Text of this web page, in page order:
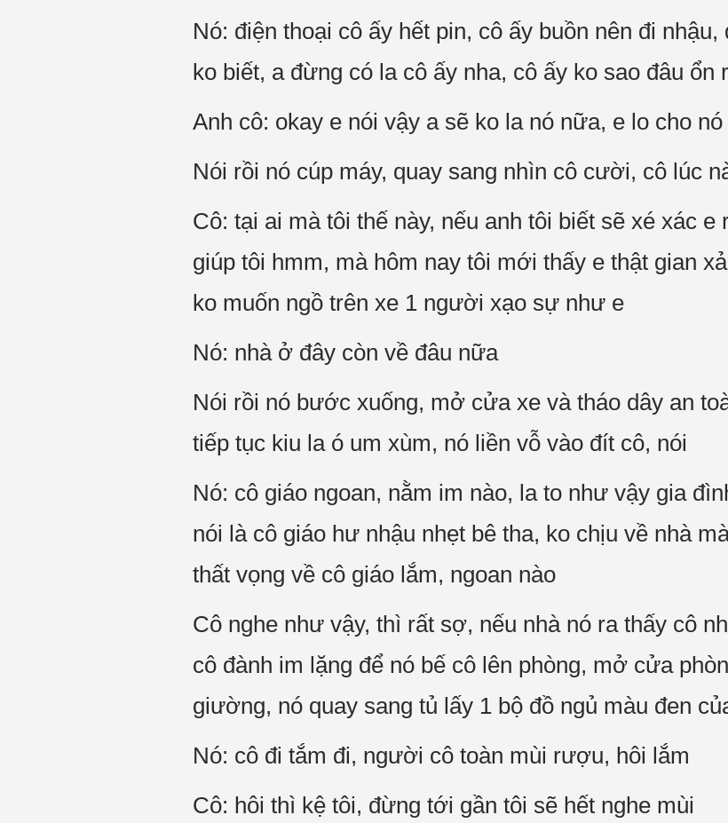
Nó: điện thoại cô ấy hết pin, cô ấy buồn nên đi
ko biết, a đừng có la cô ấy nha, cô ấy ko sao đâu ổn
Anh cô: okay e nói vậy a sẽ ko la nó nữa, e lo cho
Nói rồi nó cúp máy, quay sang nhìn cô cười, cô lúc
Cô: tại ai mà tôi thế này, nếu anh tôi biết sẽ xé xác e
giúp tôi hmm, mà hôm nay tôi mới thấy e thật gian
ko muốn ngồ trên xe 1 người xạo sự như e
Nó: nhà ở đây còn về đâu nữa
Nói rồi nó bước xuống, mở cửa xe và tháo dây an
tiếp tục kiu la ó um xùm, nó liền vỗ vào đít cô, nói
Nó: cô giáo ngoan, nằm im nào, la to như vậy gia
nói là cô giáo hư nhậu nhẹt bê tha, ko chịu về nhà
thất vọng về cô giáo lắm, ngoan nào
Cô nghe như vậy, thì rất sợ, nếu nhà nó ra thấy cô
cô đành im lặng để nó bế cô lên phòng, mở cửa
giường, nó quay sang tủ lấy 1 bộ đồ ngủ màu đen
Nó: cô đi tắm đi, người cô toàn mùi rượu, hôi lắm
Cô: hôi thì kệ tôi, đừng tới gần tôi sẽ hết nghe mùi